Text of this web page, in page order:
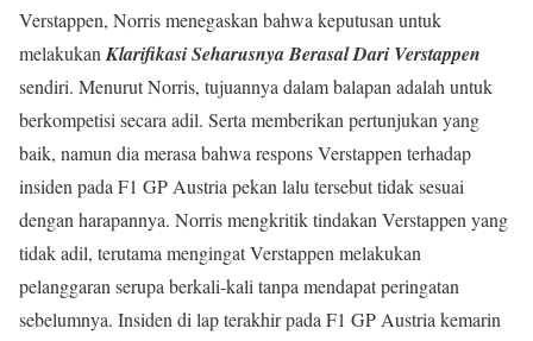
Verstappen, Norris menegaskan bahwa keputusan untuk
melakukan Klarifikasi Seharusnya Berasal Dari Verstappen
sendiri. Menurut Norris, tujuannya dalam balapan adalah untuk
berkompetisi secara adil. Serta memberikan pertunjukan yang
baik, namun dia merasa bahwa respons Verstappen terhadap
insiden pada F1 GP Austria pekan lalu tersebut tidak sesuai
dengan harapannya. Norris mengkritik tindakan Verstappen yang
tidak adil, terutama mengingat Verstappen melakukan
pelanggaran serupa berkali-kali tanpa mendapat peringatan
sebelumnya. Insiden di lap terakhir pada F1 GP Austria kemarin